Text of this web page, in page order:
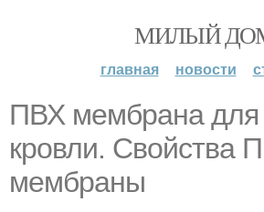
МИЛЫЙ
главная новости
ПВХ мембрана для
кровли. Свойства
мембраны